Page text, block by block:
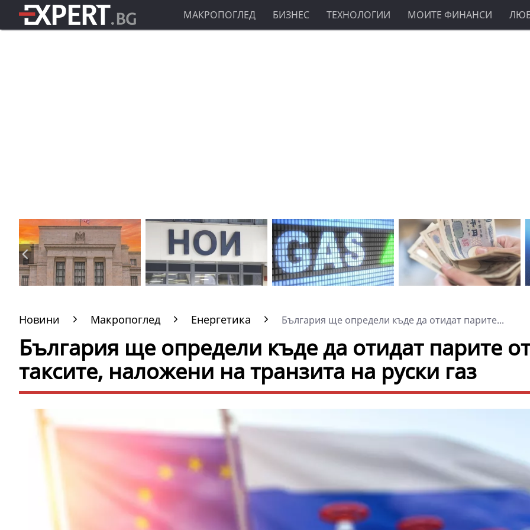
МАКРОПОГЛЕД БИЗНЕС ТЕХНОЛОГИИ МОИТЕ ФИНАНСИ
Новини Макропоглед Енергетика България ще определи къде да отидат парите...
България ще определи къде да отидат парите от
таксите, наложени на транзита на руски газ